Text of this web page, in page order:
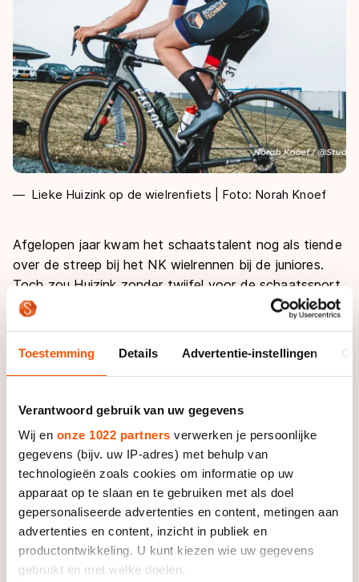
Toestemming Details Advertentie-instellingen
Verantwoord gebruik van uw gegevens
Wij en onze 1022 partners verwerken je persoonlijke
gegevens (bijv. uw IP-adres) met behulp van
technologieën zoals cookies om informatie op uw
apparaat op te slaan en te gebruiken met als doel
gepersonaliseerde advertenties en content, metingen aan
advertenties en content, inzicht in publiek en
productontwikkeling. U kunt kiezen wie uw gegevens
gebruikt en met welke doelen.
Lieke Huizink op de wielrenfiets | Foto: Norah Knoef
Afgelopen jaar kwam het schaatstalent nog als tiende
over de streep bij het NK wielrennen bij de juniores.
Toch zou Huizink zonder twijfel voor de schaatssport
kiezen als het erop aankomt. “De liefde voor de sport
zit er van kleins af aan in. Ik ging met mijn ouders
overduidelijk uit. Ze won zoveel, ook al op jonge
herinneren”, vertelt de middelbare scholiere lachend.
zelf klein ben, maar ze is zelf ook niet bepaald lang,
haha. Bij een clinic heb ik haar gesproken - toen was ik
een jaar of negen - dat maakte indruk. Zij legde mij
toen uit hoe je moet starten, als een soort pinguïn.
Dat ben ik nooit vergeten.”
De bescheiden juniore heeft veel respect voor Wüst.